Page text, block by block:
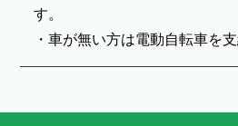
す。
・車が無い方は電動自転車を支